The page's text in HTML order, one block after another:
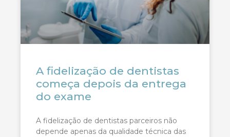
A fidelização de dentistas
começa depois da entrega
do exame
A fidelização de dentistas parceiros não
depende apenas da qualidade técnica das